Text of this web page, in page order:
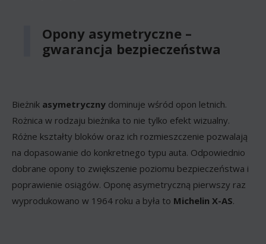
Opony asymetryczne –
gwarancja bezpieczeństwa
Bieżnik asymetryczny dominuje wśród opon letnich.
Rożnica w rodzaju bieżnika to nie tylko efekt wizualny.
Różne kształty bloków oraz ich rozmieszczenie pozwalają
na dopasowanie do konkretnego typu auta. Odpowiednio
dobrane opony to zwiększenie poziomu bezpieczeństwa i
poprawienie osiągów. Oponę asymetryczną pierwszy raz
wyprodukowano w 1964 roku a była to Michelin X-AS.